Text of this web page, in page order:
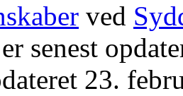
ved
senest
23.